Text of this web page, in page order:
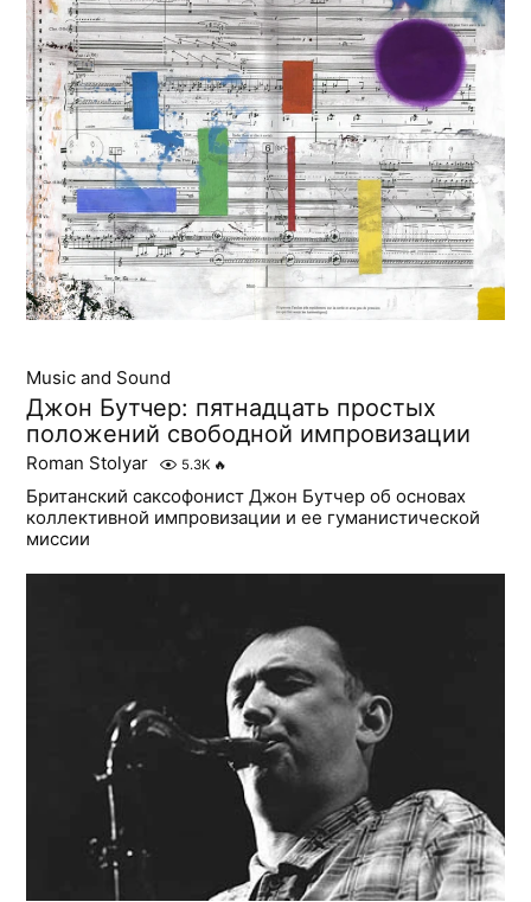
Music and Sound
Джон Бутчер: пятнадцать простых
положений свободной импровизации
Roman Stolyar 5.3K 🔥
Британский саксофонист Джон Бутчер об основах
коллективной импровизации и ее гуманистической
миссии